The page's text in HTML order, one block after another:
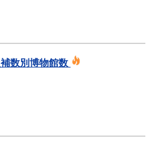
数別博物館数